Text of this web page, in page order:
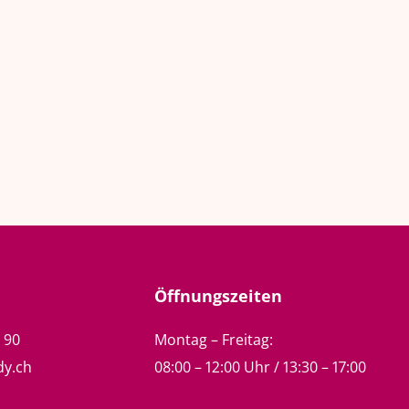
90
Öffnungszeiten
Montag – Freitag:
08:00 – 12:00 Uhr / 13:30 – 17:00